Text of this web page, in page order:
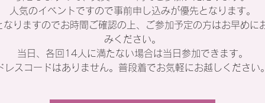
人気のイベントですので事前申し込みが優先となります。
りますのでお時間ご確認の上、ご参加予定の方はお早めに
みください。
当日、各回14人に満たない場合は当日参加できます。